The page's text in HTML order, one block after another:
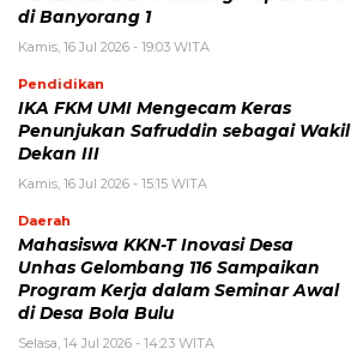
di Banyorang 1
Kamis, 16 Jul 2026 - 19:03 WITA
Pendidikan
IKA FKM UMI Mengecam Keras
Penunjukan Safruddin sebagai Wakil
Dekan III
Kamis, 16 Jul 2026 - 15:15 WITA
Daerah
Mahasiswa KKN-T Inovasi Desa
Unhas Gelombang 116 Sampaikan
Program Kerja dalam Seminar Awal
di Desa Bola Bulu
Selasa, 14 Jul 2026 - 14:23 WITA